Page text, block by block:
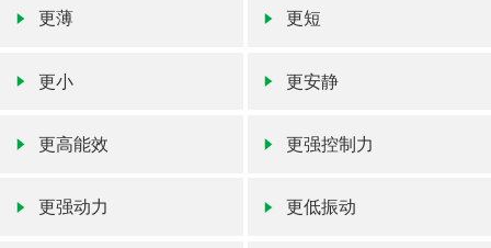
更薄 更短
更小 更安静
更高能效 更强控制力
更强动力 更低振动